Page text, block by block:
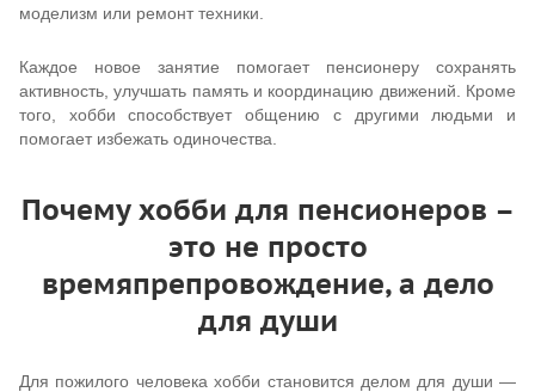
моделизм или ремонт техники.
Каждое новое занятие помогает пенсионеру сохранять
активность, улучшать память и координацию движений. Кроме
того, хобби способствует общению с другими людьми и
помогает избежать одиночества.
Почему хобби для пенсионеров –
это не просто
времяпрепровождение, а дело
для души
Для пожилого человека хобби становится делом для души —